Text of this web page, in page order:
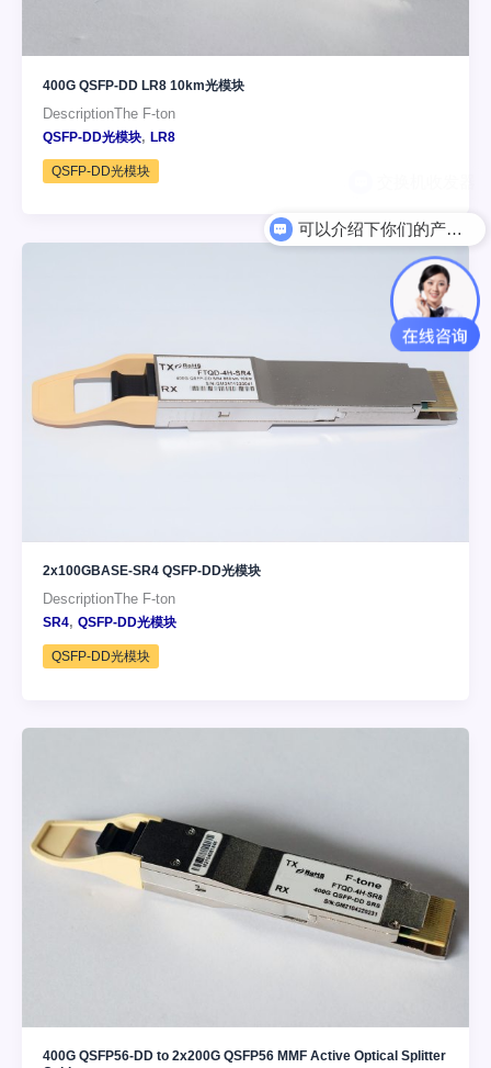
400G QSFP-DD LR8 10km光模块
DescriptionThe F-ton
QSFP-DD光模块, LR8
QSFP-DD光模块
2x100GBASE-SR4 QSFP-DD光模块
DescriptionThe F-ton
SR4, QSFP-DD光模块
QSFP-DD光模块
400G QSFP56-DD to 2x200G QSFP56 MMF Active Optical Splitter
可以介绍下你们的产品么